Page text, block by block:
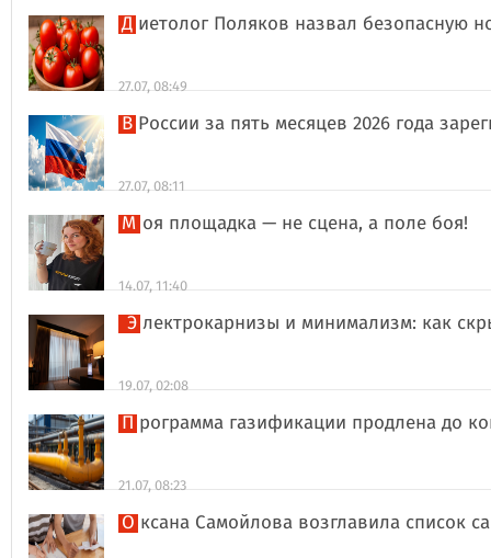
Диетолог Поляков назвал безопасную
27.07, 08:49
В России за пять месяцев 2026 года
27.07, 08:11
Моя площадка — не сцена, а поле боя!
14.07, 11:40
Электрокарнизы и минимализм: как
19.07, 02:08
Программа газификации продлена до
21.07, 08:23
Оксана Самойлова возглавила список